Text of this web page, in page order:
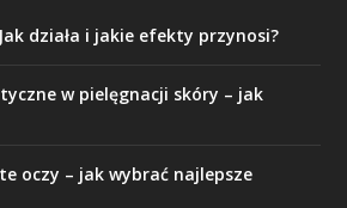
działa i jakie efekty przynosi?
w pielęgnacji skóry – jak
oczy – jak wybrać najlepsze